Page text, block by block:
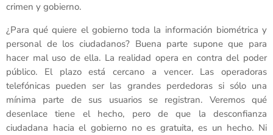
crimen y gobierno.
¿Para qué quiere el gobierno toda la información biométrica y
personal de los ciudadanos? Buena parte supone que para
hacer mal uso de ella. La realidad opera en contra del poder
público. El plazo está cercano a vencer. Las operadoras
telefónicas pueden ser las grandes perdedoras si sólo una
mínima parte de sus usuarios se registran. Veremos qué
desenlace tiene el hecho, pero de que la desconfianza
ciudadana hacia el gobierno no es gratuita, es un hecho. Ni